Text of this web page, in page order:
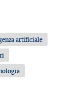
artificiale